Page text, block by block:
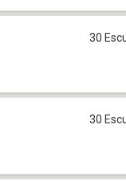
30
30